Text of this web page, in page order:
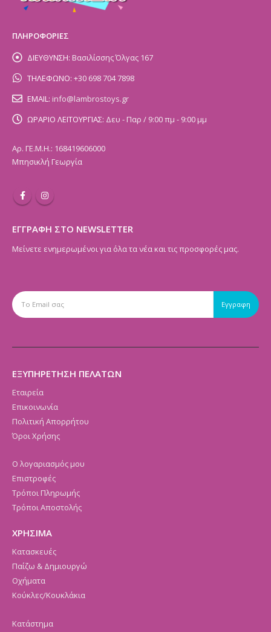
ΠΛΗΡΟΦΟΡΙΕΣ
ΔΙΕΥΘΥΝΣΗ: Βασιλίσσης Όλγας 167
ΤΗΛΕΦΩΝΟ: +30 698 704 7898
EMAIL: info@lambrostoys.gr
ΩΡΑΡΙΟ ΛΕΙΤΟΥΡΓΙΑΣ: Δευ - Παρ / 9:00 πμ - 9:00 μμ
Αρ. ΓΕ.Μ.Η.: 168419606000
Μπησικλή Γεωργία
ΕΓΓΡΑΦΗ ΣΤΟ NEWSLETTER
Μείνετε ενημερωμένοι για όλα τα νέα και τις προσφορές μας.
ΕΞΥΠΗΡΕΤΗΣΗ ΠΕΛΑΤΩΝ
Εταιρεία
Επικοινωνία
Πολιτική Απορρήτου
Όροι Χρήσης
Ο λογαριασμός μου
Επιστροφές
Τρόποι Πληρωμής
Τρόποι Αποστολής
ΧΡΗΣΙΜΑ
Κατασκευές
Παίζω & Δημιουργώ
Οχήματα
Κούκλες/Κουκλάκια
Κατάστημα